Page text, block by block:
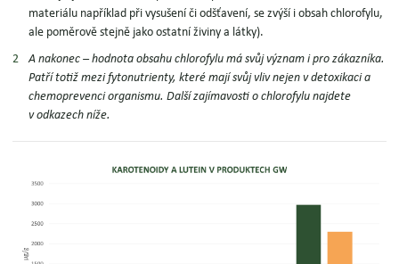
materiálu například při vysušení či odšťavení, se zvýší i obsah chlorofylu,
ale poměrově stejně jako ostatní živiny a látky).
A nakonec – hodnota obsahu chlorofylu má svůj význam i pro zákazníka.
Patří totiž mezi fytonutrienty, které mají svůj vliv nejen v detoxikaci a
chemoprevenci organismu.Další zajímavosti o chlorofylu najdete
v odkazech níže.